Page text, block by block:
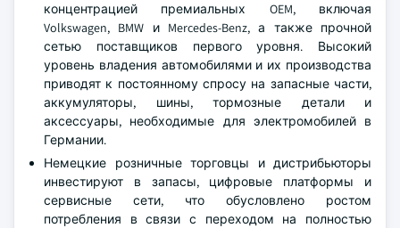
концентрацией премиальных OEM, включая
Volkswagen, BMW и Mercedes-Benz, а также прочной
сетью поставщиков первого уровня. Высокий
уровень владения автомобилями и их производства
приводят к постоянному спросу на запасные части,
аккумуляторы, шины, тормозные детали и
аксессуары, необходимые для электромобилей в
Германии.
Немецкие розничные торговцы и дистрибьюторы
инвестируют в запасы, цифровые платформы и
сервисные сети, что обусловлено ростом
потребления в связи с переходом на полностью